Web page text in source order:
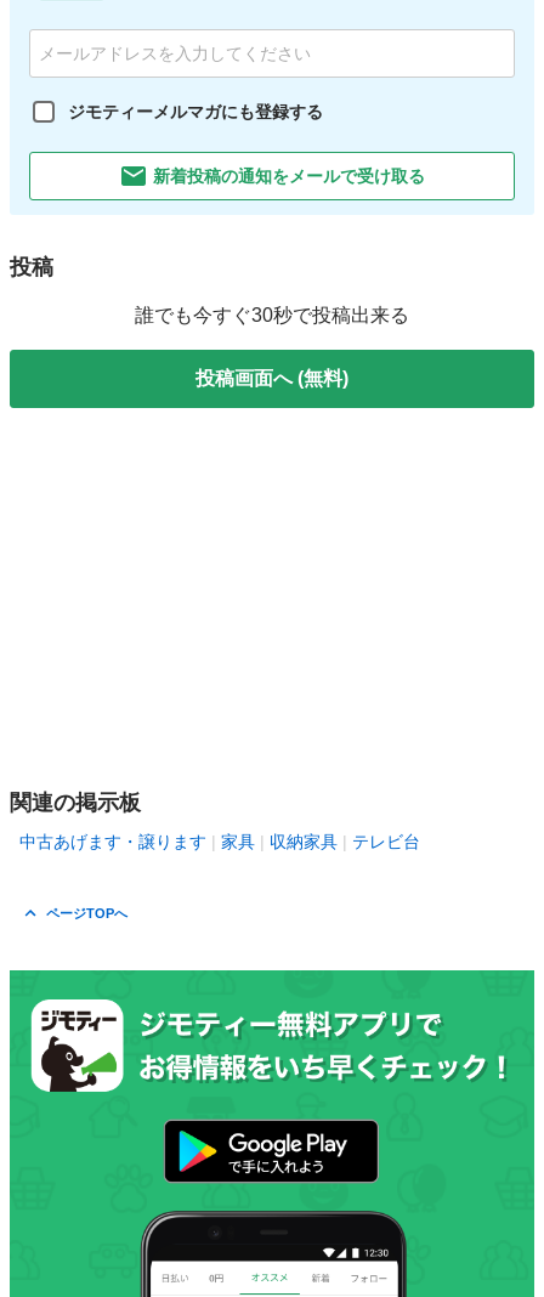
ジモティーメルマガにも登録する
新着投稿の通知をメールで受け取る
投稿
誰でも今すぐ30秒で投稿出来る
投稿画面へ (無料)
関連の掲示板
中古あげます・譲ります 家具 収納家具 テレビ台
ページTOPへ